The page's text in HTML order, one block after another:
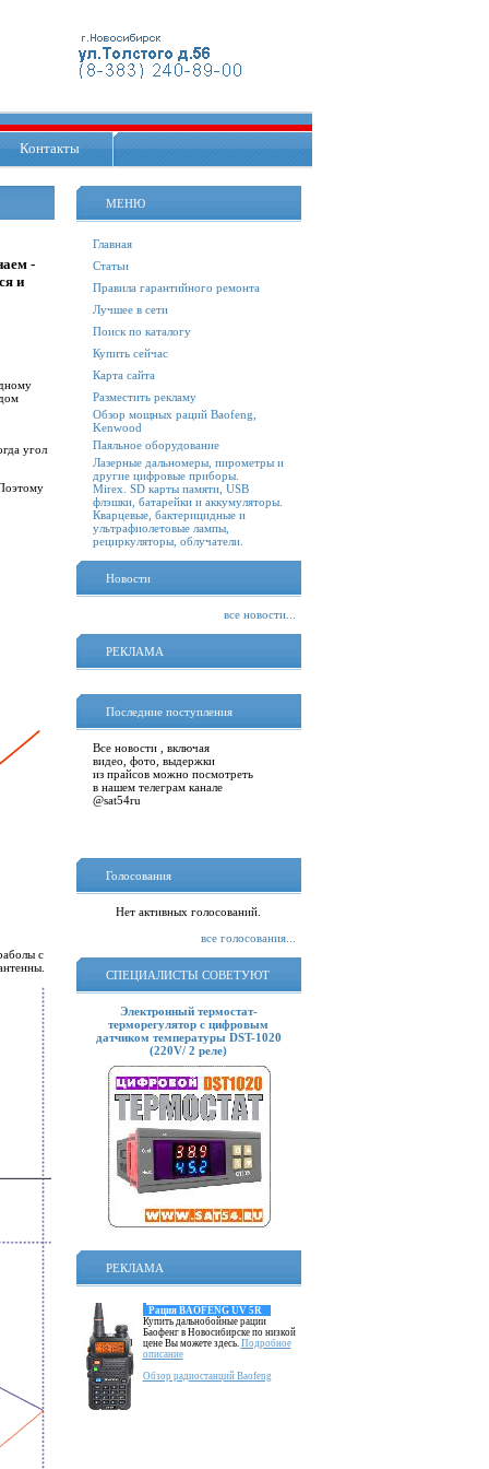
Контакты
-
и
угол
с
МЕНЮ
Главная
Статьи
Правила гарантийного ремонта
Лучшее в сети
Поиск по каталогу
Купить сейчас
Карта сайта
Разместить рекламу
Обзор мощных раций Baofeng,
Kenwood
Паяльное оборудование
Лазерные дальномеры, пирометры и
другие цифровые приборы.
Mirex. SD карты памяти, USB
флэшки, батарейки и аккумуляторы.
Кварцевые, бактерицидные и
ультрафиолетовые лампы,
рециркуляторы, облучатели.
Новости
все новости...
РЕКЛАМА
Последние поступления
Все новости , включая
видео, фото, выдержки
из прайсов можно посмотреть
в нашем телеграм канале
@sat54ru
Голосования
Нет активных голосований.
все голосования...
СПЕЦИАЛИСТЫ СОВЕТУЮТ
Электронный термостат-
терморегулятор с цифровым
датчиком температуры DST-1020
(220V/ 2 реле)
РЕКЛАМА
Рация BAOFENG UV 5R
Купить дальнобойные рации
Баофенг в Новосибирске по низкой
цене Вы можете здесь. Подробное
описание
Обзор радиостанций Baofeng